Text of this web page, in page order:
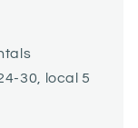
30, local 5